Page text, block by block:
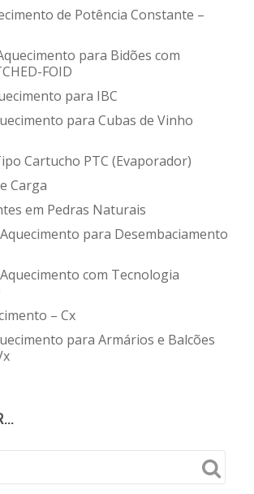
de Potência Constante –
para Bidões com
FOID
para IBC
para Cubas de Vinho
Cartucho PTC (Evaporador)
Carga
em Pedras Naturais
para Desembaciamento
com Tecnologia
– Cx
para Armários e Balcões